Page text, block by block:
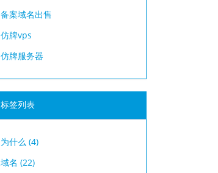
备案域名出售
仿牌vps
仿牌服务器
标签列表
为什么 (4)
域名 (22)